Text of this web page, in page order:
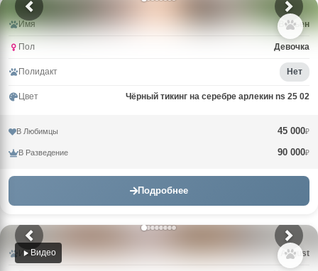
Имя Вивьен
Пол Девочка
Полидакт Нет
Цвет Чёрный тикинг на серебре арлекин ns 25 02
В Любимцы 45 000₽
В Разведение 90 000₽
Подробнее
Видео
Имя Avgust